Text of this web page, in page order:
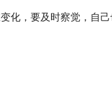
化，要及时察觉，自己